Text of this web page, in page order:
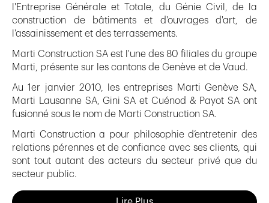
l'Entreprise Générale et Totale, du Génie Civil, de la
construction de bâtiments et d'ouvrages d'art, de
l'assainissement et des terrassements.
Marti Construction SA est l'une des 80 filiales du groupe
Marti, présente sur les cantons de Genève et de Vaud.
Au 1er janvier 2010, les entreprises Marti Genève SA,
Marti Lausanne SA, Gini SA et Cuénod & Payot SA ont
fusionné sous le nom de Marti Construction SA.
Marti Construction a pour philosophie d’entretenir des
relations pérennes et de confiance avec ses clients, qui
sont tout autant des acteurs du secteur privé que du
secteur public.
Quel que soit le projet, Marti Construction se positionne